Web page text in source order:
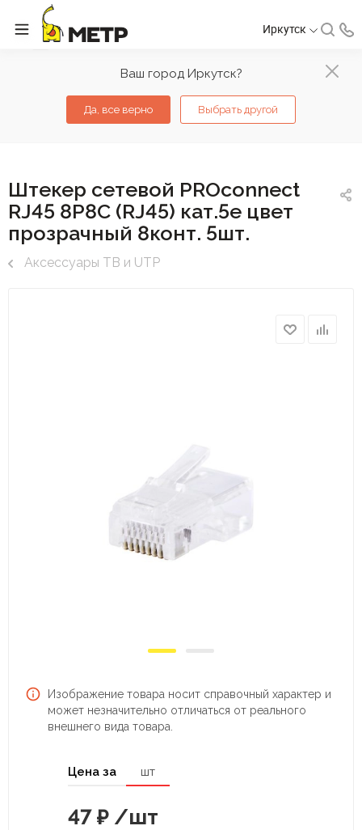
Ваш город Иркутск?
Да, все верно Выбрать другой
Иркутск
Штекер сетевой PROconnect
RJ45 8P8C (RJ45) кат.5е цвет
прозрачный 8конт. 5шт.
Аксессуары ТВ и UTP
Изображение товара носит справочный характер и
может незначительно отличаться от реального
внешнего вида товара.
Цена за шт
47 ₽ /шт